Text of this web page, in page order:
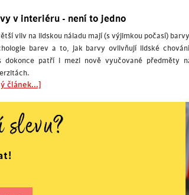
v interiéru - není to jedno
vliv na lidskou náladu mají (s výjimkou počasí)
barev a to, jak barvy ovlivňují lidské
dokonce patří i mezi nově vyučované předměty
článek...]
slevu?